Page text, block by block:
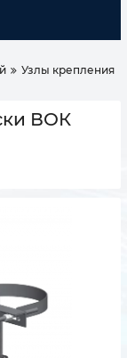
Узлы крепления
ВОК